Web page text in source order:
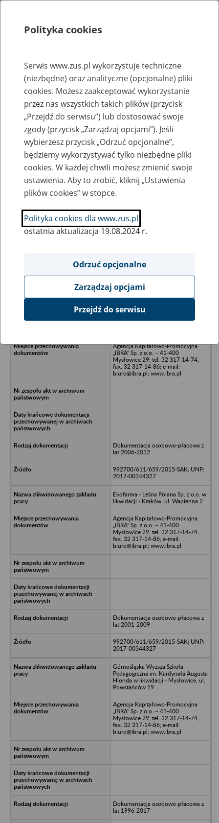
Rejestry, ewidencje i archiwa
Baza zlikwidowanych lub
przekształconych zakładów pracy
Nazwa zakładu pracy:
SZUKAJ
Ukryj wszystkie pozycje bazy
Fabryka Domów PROFI Sp. z o.o. w
Agencja Kapitałowo-Promocyjna
„IBRA” Sp. z o.o. – 41-400
Mysłowice 29; tel. 32 317-14-74,
fax. 32 317-14-86; e-mail:
biuro@ibra.pl; www.ibra.pl
Dokumentacja osobowo-płacowa z
lat 2006-2012
992700/611/659/2015-SAK; UNP:
2017-00344327
Ekofarma - Leśna Polana Sp. z o.o. w
likwidacji - Kraków, ul. Wapienna 2
Agencja Kapitałowo-Promocyjna
„IBRA” Sp. z o.o. – 41-400
Mysłowice 29; tel. 32 317-14-74,
fax. 32 317-14-86; e-mail:
biuro@ibra.pl; www.ibra.pl
Dokumentacja osobowo-płacowa z
lat 2001-2009
992700/611/659/2015-SAK; UNP:
2017-00344327
Górnośląska Wyższa Szkoła
Pedagogiczna im. Kardynała Augusta
Hlonda w likwidacji - Mysłowice, ul.
Powstańców 19
Agencja Kapitałowo-Promocyjna
„IBRA” Sp. z o.o. – 41-400
Mysłowice 29; tel. 32 317-14-74,
fax. 32 317-14-86; e-mail:
biuro@ibra.pl; www.ibra.pl
Dokumentacja osobowo-płacowa z
lat 1996-2017
Polityka cookies
Serwis www.zus.pl wykorzystuje techniczne
(niezbędne) oraz analityczne (opcjonalne) pliki
cookies. Możesz zaakceptować wykorzystanie
przez nas wszystkich takich plików (przycisk
„Przejdź do serwisu”) lub dostosować swoje
zgody (przycisk „Zarządzaj opcjami”). Jeśli
wybierzesz przycisk „Odrzuć opcjonalne”,
będziemy wykorzystywać tylko niezbędne pliki
cookies. W każdej chwili możesz zmienić swoje
ustawienia. Aby to zrobić, kliknij „Ustawienia
plików cookies” w stopce.
Polityka cookies dla www.zus.pl
ostatnia aktualizacja 19.08.2024 r.
Odrzuć opcjonalne
Zarządzaj opcjami
Przejdź do serwisu